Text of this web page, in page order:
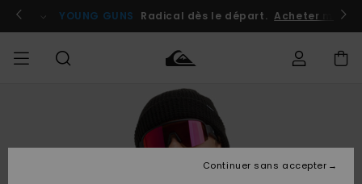
l'information
le
Se connecter / s'inscrire
YOUNG GUNS Radical dès le départ. Acheter
Vêtements
Vêtements
Shop
Surf
Shop
Homme
Snow
Shop
Homme
Outlet
Homme
Accéder à
commande
Continuer sans accepter